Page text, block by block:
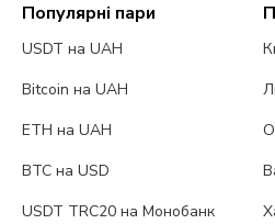
Популярні пари
USDT на UAH
Bitcoin на UAH
ETH на UAH
BTC на USD
USDT TRC20 на Монобанк